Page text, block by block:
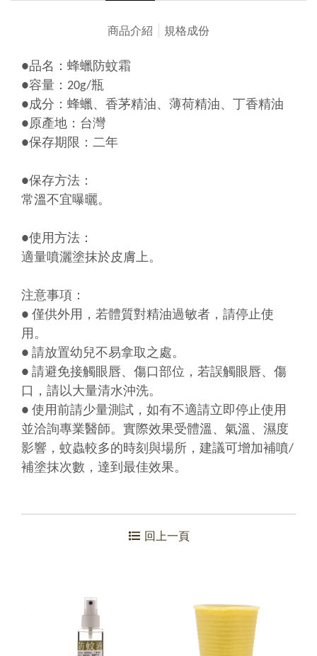
商品介紹 規格成份
●品名：蜂蠟防蚊霜
●容量：20g/瓶
●成分：蜂蠟、香茅精油、薄荷精油、丁香精油
●原產地：台灣
●保存期限：二年
●保存方法：
常溫不宜曝曬。
●使用方法：
適量噴灑塗抹於皮膚上。
注意事項：
● 僅供外用，若體質對精油過敏者，請停止使
用。
● 請放置幼兒不易拿取之處。
● 請避免接觸眼唇、傷口部位，若誤觸眼唇、傷
口，請以大量清水沖洗。
● 使用前請少量測試，如有不適請立即停止使用
並洽詢專業醫師。實際效果受體溫、氣溫、濕度
影響，蚊蟲較多的時刻與場所，建議可增加補噴/
補塗抹次數，達到最佳效果。
回上一頁